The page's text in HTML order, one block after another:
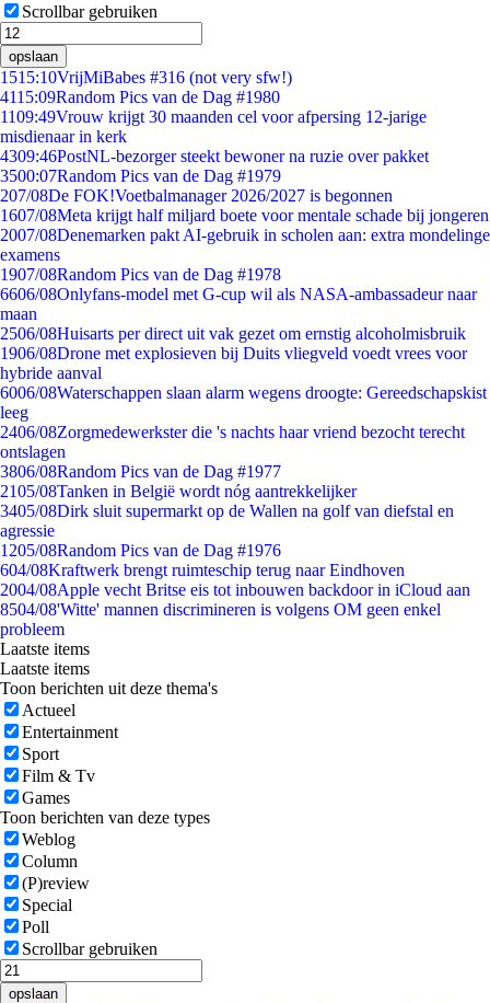
Scrollbar gebruiken
opslaan
1515:10VrijMiBabes #316 (not very sfw!)
4115:09Random Pics van de Dag #1980
1109:49Vrouw krijgt 30 maanden cel voor afpersing 12-jarige
misdienaar in kerk
4309:46PostNL-bezorger steekt bewoner na ruzie over pakket
3500:07Random Pics van de Dag #1979
207/08De FOK!Voetbalmanager 2026/2027 is begonnen
1607/08Meta krijgt half miljard boete voor mentale schade bij jongeren
2007/08Denemarken pakt AI-gebruik in scholen aan: extra mondelinge
examens
1907/08Random Pics van de Dag #1978
6606/08Onlyfans-model met G-cup wil als NASA-ambassadeur naar
maan
2506/08Huisarts per direct uit vak gezet om ernstig alcoholmisbruik
1906/08Drone met explosieven bij Duits vliegveld voedt vrees voor
hybride aanval
6006/08Waterschappen slaan alarm wegens droogte: Gereedschapskist
leeg
2406/08Zorgmedewerkster die 's nachts haar vriend bezocht terecht
ontslagen
3806/08Random Pics van de Dag #1977
2105/08Tanken in België wordt nóg aantrekkelijker
3405/08Dirk sluit supermarkt op de Wallen na golf van diefstal en
agressie
1205/08Random Pics van de Dag #1976
604/08Kraftwerk brengt ruimteschip terug naar Eindhoven
2004/08Apple vecht Britse eis tot inbouwen backdoor in iCloud aan
8504/08'Witte' mannen discrimineren is volgens OM geen enkel
probleem
Laatste items
Laatste items
Toon berichten uit deze thema's
Actueel
Entertainment
Sport
Film & Tv
Games
Toon berichten van deze types
Weblog
Column
(P)review
Special
Poll
Scrollbar gebruiken
opslaan